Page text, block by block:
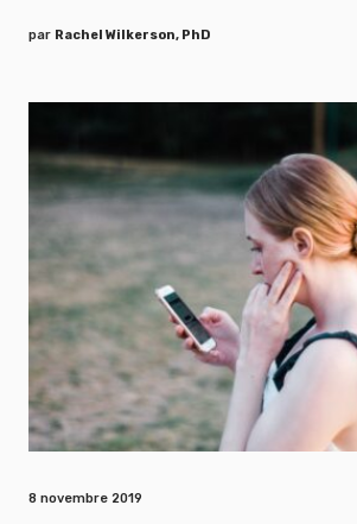
par Rachel Wilkerson, PhD
8 novembre 2019